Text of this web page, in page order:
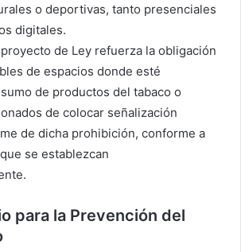
o deportivas, tanto presenciales
digitales.
de Ley refuerza la obligación
de espacios donde esté
de productos del tabaco o
de colocar señalización
de dicha prohibición, conforme a
se establezcan
para la Prevención del